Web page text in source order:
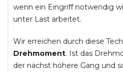
wenn ein Eingriff notwendig
unter Last arbeitet.
Wir erreichen durch diese
Drehmoment. Ist das
der nächst höhere Gang und